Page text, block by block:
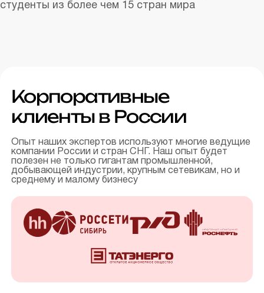
студенты из более чем 15 стран мира
Корпоративные
клиенты в России
Опыт наших экспертов используют многие ведущие
компании России и стран СНГ. Наш опыт будет
полезен не только гигантам промышленной,
добывающей индустрии, крупным сетевикам, но и
среднему и малому бизнесу